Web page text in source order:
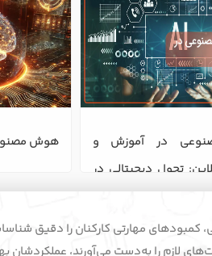
هوش مصنوعی
کمبودهای مهارتی کارکنان را دقیق
لازم را به‌دست می‌آورند، عملکردشان